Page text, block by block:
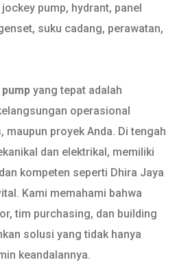
pump, hydrant, panel
suku cadang, perawatan,
yang tepat adalah
operasional
proyek Anda. Di tengah
dan elektrikal, memiliki
kompeten seperti Dhira Jaya
Kami memahami bahwa
tim purchasing, dan building
solusi yang tidak hanya
keandalannya.